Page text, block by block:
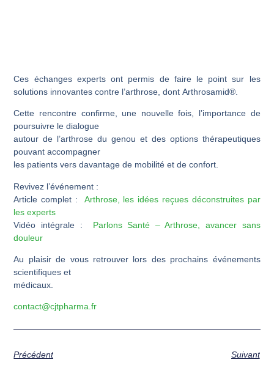
Ces échanges experts ont permis de faire le point sur les
solutions innovantes contre l’arthrose, dont Arthrosamid®.
Cette rencontre confirme, une nouvelle fois, l’importance de
poursuivre le dialogue
autour de l’arthrose du genou et des options thérapeutiques
pouvant accompagner
les patients vers davantage de mobilité et de confort.
Revivez l’événement :
Article complet : Arthrose, les idées reçues déconstruites par
les experts
Vidéo intégrale : Parlons Santé – Arthrose, avancer sans
douleur
Au plaisir de vous retrouver lors des prochains événements
scientifiques et
médicaux.
contact@cjtpharma.fr
Précédent Suivant